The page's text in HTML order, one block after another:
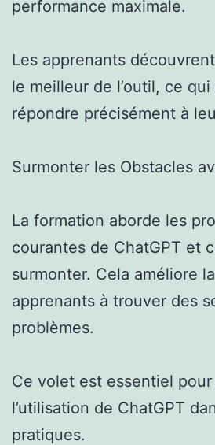
performance maximale.
Les apprenants
le meilleur de l’outil, ce
répondre précisément à
Surmonter les Obstacles
La formation aborde les
courantes de ChatGPT et
surmonter. Cela améliore
apprenants à trouver des
problèmes.
Ce volet est essentiel
l’utilisation de ChatGPT
pratiques.